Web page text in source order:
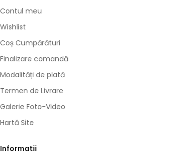
Contul meu
Wishlist
Coș Cumpărături
Finalizare comandă
Modalități de plată
Termen de Livrare
Galerie Foto-Video
Hartă Site
Informatii